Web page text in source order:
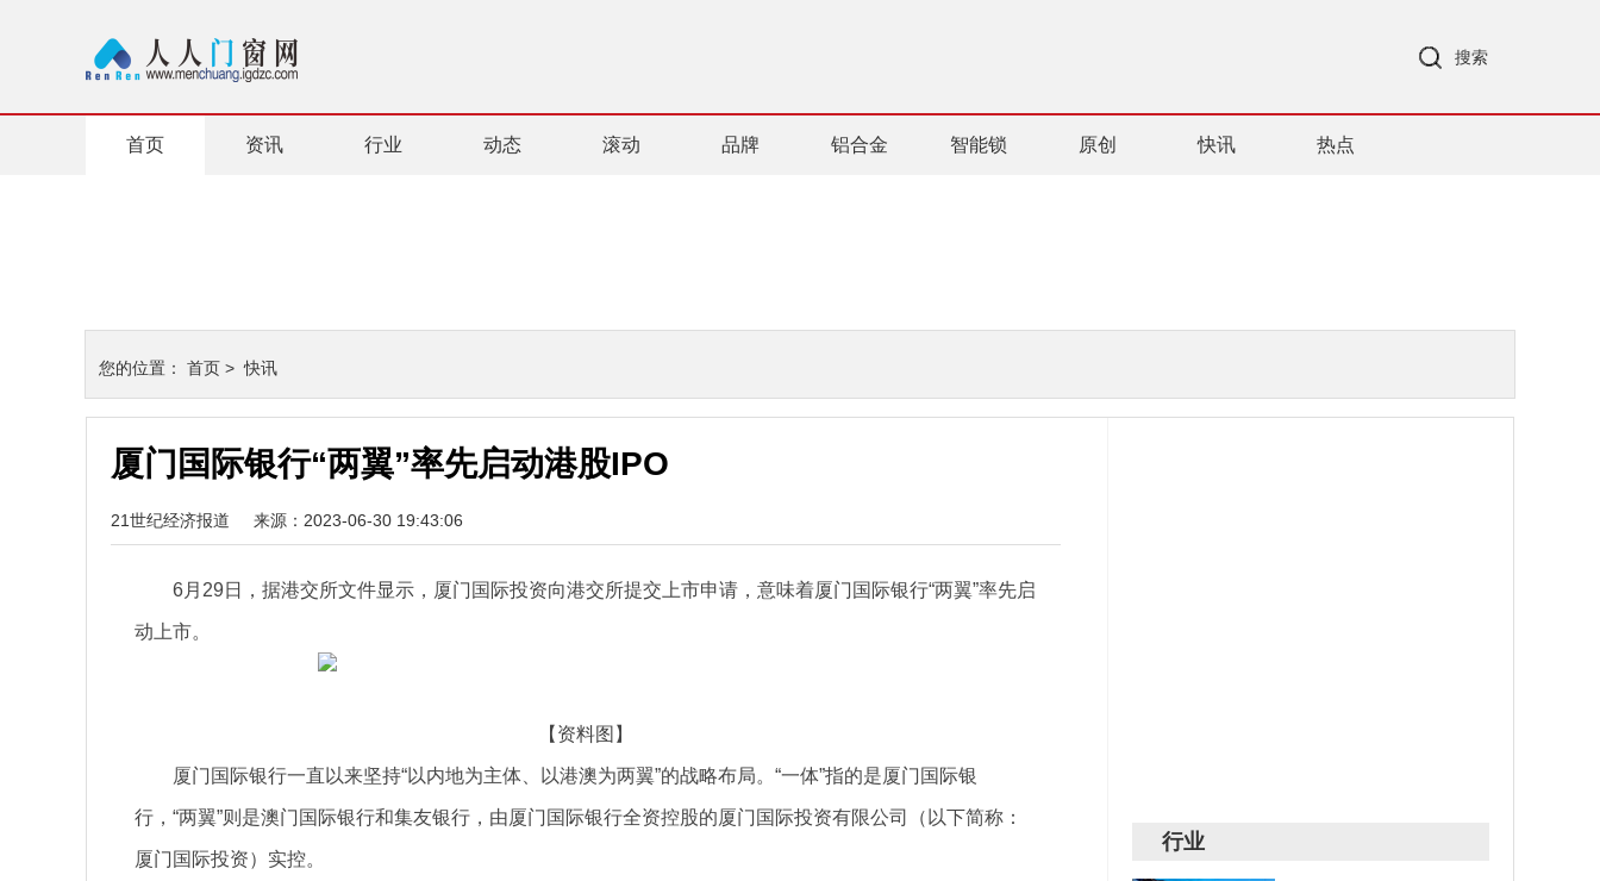
搜索
首页 资讯 行业 动态 滚动 品牌 铝合金 智能锁 原创 快讯 热点
您的位置： 首页 >快讯
厦门国际银行“两翼”率先启动港股IPO
21世纪经济报道 来源：2023-06-30 19:43:06
6月29日，据港交所文件显示，厦门国际投资向港交所提交上市申请，意味着厦门国际银行“两翼”率先启
动上市。
【资料图】
厦门国际银行一直以来坚持“以内地为主体、以港澳为两翼”的战略布局。“一体”指的是厦门国际银
行，“两翼”则是澳门国际银行和集友银行，由厦门国际银行全资控股的厦门国际投资有限公司（以下简称：
厦门国际投资）实控。
行业